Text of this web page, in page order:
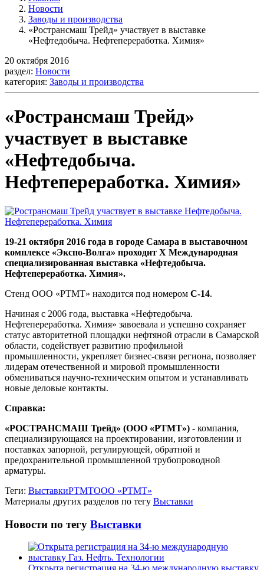
Новости
Заводы и производства
«Ространсмаш Трейд» участвует в выставке
«Нефтедобыча. Нефтепереработка. Химия»
20 октября 2016
раздел: Новости
категория: Заводы и производства
«Ространсмаш Трейд»
участвует в выставке
«Нефтедобыча.
Нефтепереработка. Химия»
19-21 октября 2016 года в городе Самара в выставочном
комплексе «Экспо-Волга» проходит X Международная
специализированная выставка «Нефтедобыча.
Нефтепереработка. Химия».
Стенд ООО «РТМТ» находится под номером С-14.
Начиная с 2006 года, выставка «Нефтедобыча.
Нефтепереработка. Химия» завоевала и успешно сохраняет
статус авторитетной площадки нефтяной отрасли в Самарской
области, содействует развитию профильной
промышленности, укрепляет бизнес-связи региона, позволяет
лидерам отечественной и мировой промышленности
обмениваться научно-техническим опытом и устанавливать
новые деловые контакты.
Справка:
«РОСТРАНСМАШ Трейд» (ООО «РТМТ») - компания,
специализирующаяся на проектировании, изготовлении и
поставках запорной, регулирующей, обратной и
предохранительной промышленной трубопроводной
арматуры.
Теги: ВыставкиРТМТООО «РТМТ»
Материалы других разделов по тегу Выставки
Новости по тегу Выставки